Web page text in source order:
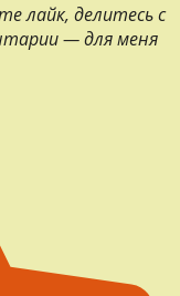
лайк, делитесь с
— для меня